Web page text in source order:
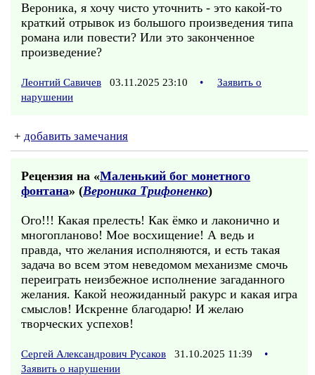
Вероника, я хочу чисто уточнить - это какой-то
краткий отрывок из большого произведения типа
романа или повести? Или это законченное
произведение?
Леонтий Савичев 03.11.2025 23:10 •
Заявить о
нарушении
+ добавить замечания
Рецензия на «Маленький бог монетного
фонтана» (Вероника Трифоненко)
Ого!!! Какая прелесть! Как ёмко и лаконично и
многопланово! Мое восхищение! А ведь и
правда, что желания исполняются, и есть такая
задача во всем этом неведомом механизме смочь
переиграть неизбежное исполнение загаданного
желания. Какой неожиданный ракурс и какая игра
смыслов! Искренне благодарю! И желаю
творческих успехов!
Сергей Александрович Русаков 31.10.2025 11:39
•
Заявить о нарушении